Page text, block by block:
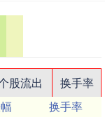
股流出
换手率
换手率